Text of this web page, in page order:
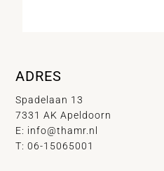
ADRES
Spadelaan 13
7331 AK Apeldoorn
E: info@thamr.nl
T: 06-15065001